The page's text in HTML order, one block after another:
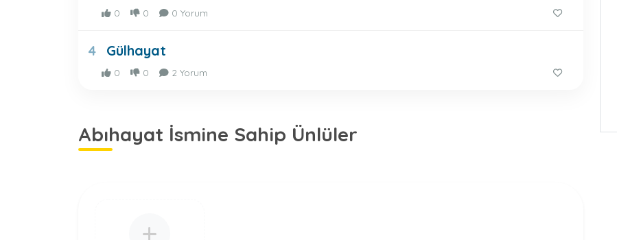
0 0 0 Yorum
4 Gülhayat
0 0 2 Yorum
Abıhayat İsmine Sahip Ünlüler